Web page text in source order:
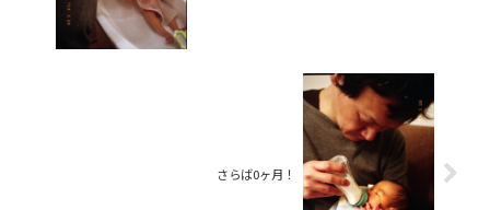
さらば0ヶ月！